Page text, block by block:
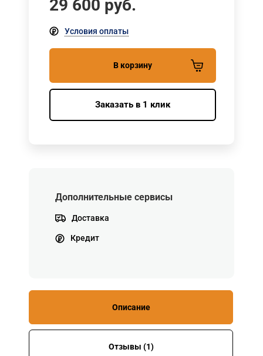
29 600 руб.
Условия оплаты
В корзину
Заказать в 1 клик
Дополнительные сервисы
Доставка
Кредит
Описание
Отзывы (1)